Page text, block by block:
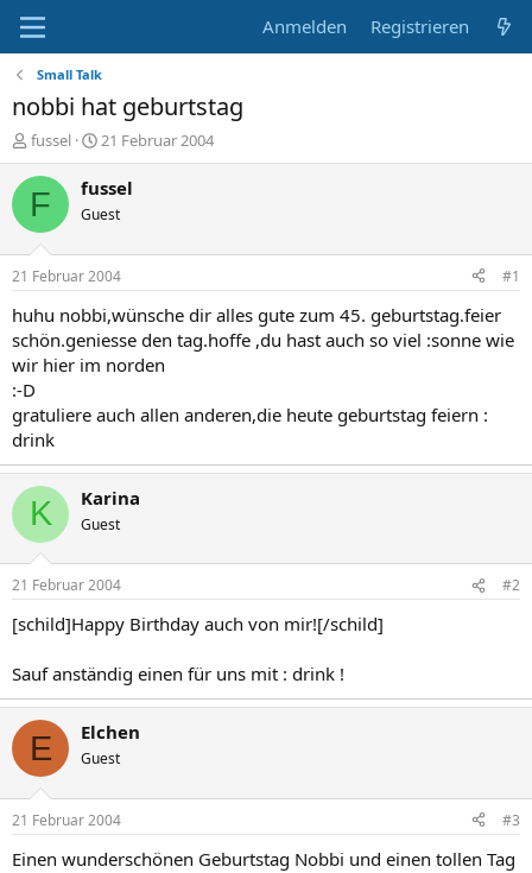
Anmelden Registrieren
Small Talk
nobbi hat geburtstag
E
r
s
e
r
fussel
E
r
s
e
l
t
a
m
21 Februar 2004
F fussel
Guest
21 Februar 2004 #1
huhu nobbi,wünsche dir alles gute zum 45. geburtstag.feier
schön.geniesse den tag.hoffe ,du hast auch so viel :sonne wie
wir hier im norden
:-D
gratuliere auch allen anderen,die heute geburtstag feiern :
drink
K Karina
Guest
21 Februar 2004 #2
[schild]Happy Birthday auch von mir![/schild]
Sauf anständig einen für uns mit : drink !
E Elchen
Guest
21 Februar 2004 #3
Einen wunderschönen Geburtstag Nobbi und einen tollen Tag